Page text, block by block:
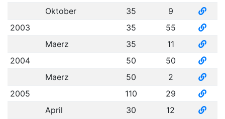
Oktober
35
9
2003
35
55
Maerz
35
11
2004
50
50
Maerz
50
2
2005
110
29
April
30
12